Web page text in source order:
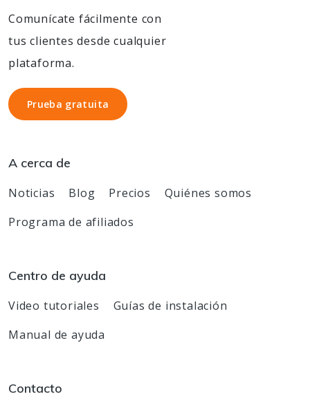
Comunícate fácilmente con
tus clientes desde cualquier
plataforma.
Prueba gratuita
Prueba gratuita
A cerca de
Noticias Blog Precios
Quiénes somos
Programa de afiliados
Centro de ayuda
Video tutoriales
Guías de instalación
Manual de ayuda
Contacto